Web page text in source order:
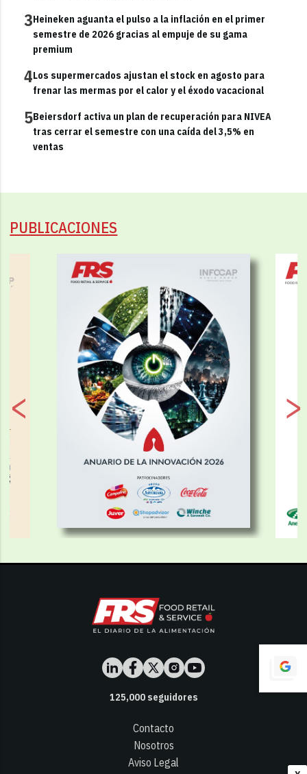
3Heineken aguanta el pulso a la inflación en el primer
semestre de 2026 gracias al empuje de su gama
premium
4Los supermercados ajustan el stock en agosto para
frenar las mermas por el calor y el éxodo vacacional
5Beiersdorf activa un plan de recuperación para NIVEA
tras cerrar el semestre con una caída del 3,5% en
ventas
PUBLICACIONES
125,000seguidores
Contacto
Nosotros
Aviso Legal